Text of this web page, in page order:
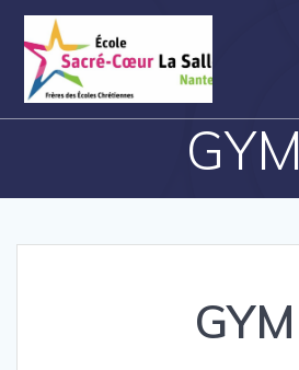
GYM
GYM